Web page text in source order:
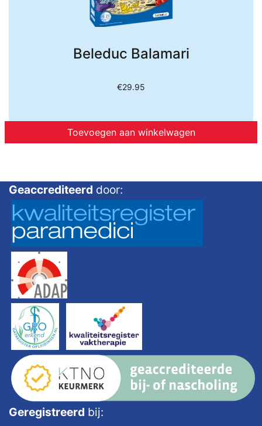
Beleduc Balamari
€29.95
Toevoegen aan winkelwagen
Geaccrediteerd door:
Geregistreerd bij: